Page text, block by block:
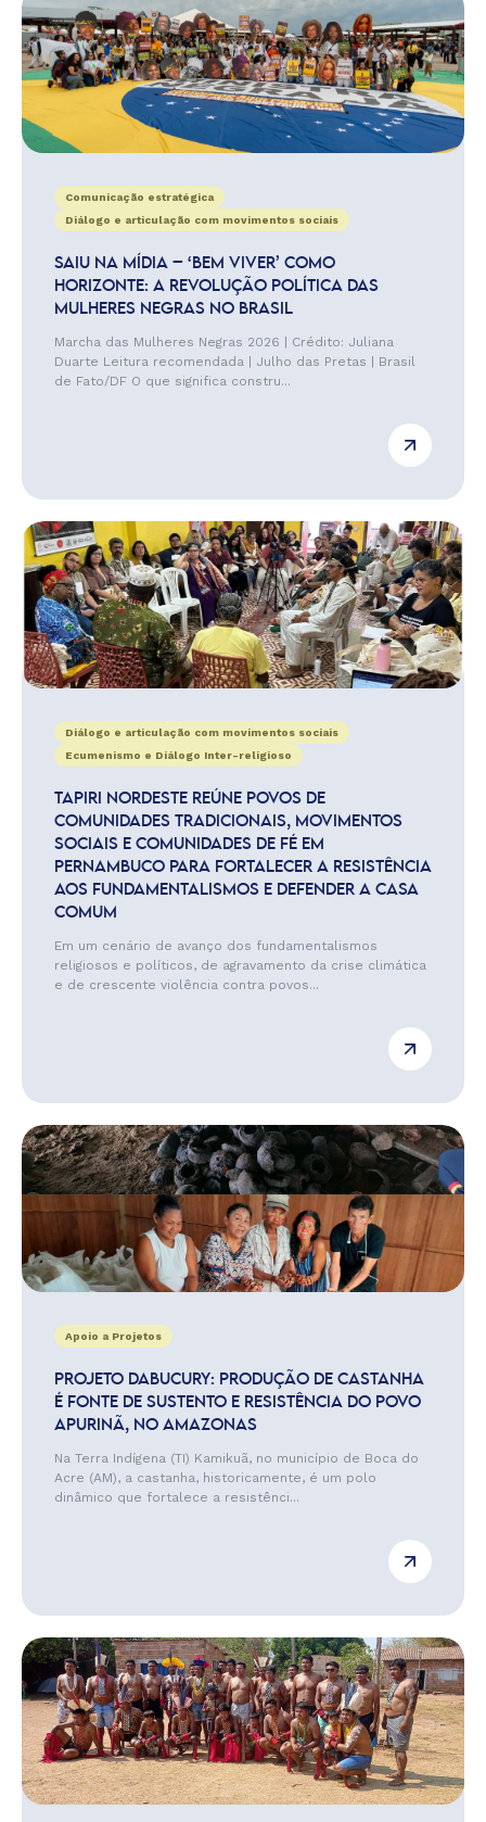
Comunicação estratégica
Diálogo e articulação com movimentos sociais
SAIU NA MÍDIA – ‘BEM VIVER’ COMO
HORIZONTE: A REVOLUÇÃO POLÍTICA DAS
MULHERES NEGRAS NO BRASIL
Marcha das Mulheres Negras 2026 | Crédito: Juliana
Duarte Leitura recomendada | Julho das Pretas | Brasil
de Fato/DF O que significa constru...
Diálogo e articulação com movimentos sociais
Ecumenismo e Diálogo Inter-religioso
TAPIRI NORDESTE REÚNE POVOS DE
COMUNIDADES TRADICIONAIS, MOVIMENTOS
SOCIAIS E COMUNIDADES DE FÉ EM
PERNAMBUCO PARA FORTALECER A RESISTÊNCIA
AOS FUNDAMENTALISMOS E DEFENDER A CASA
COMUM
Em um cenário de avanço dos fundamentalismos
religiosos e políticos, de agravamento da crise climática
e de crescente violência contra povos...
Apoio a Projetos
PROJETO DABUCURY: PRODUÇÃO DE CASTANHA
É FONTE DE SUSTENTO E RESISTÊNCIA DO POVO
APURINÃ, NO AMAZONAS
Na Terra Indígena (TI) Kamikuã, no município de Boca do
Acre (AM), a castanha, historicamente, é um polo
dinâmico que fortalece a resistênci...